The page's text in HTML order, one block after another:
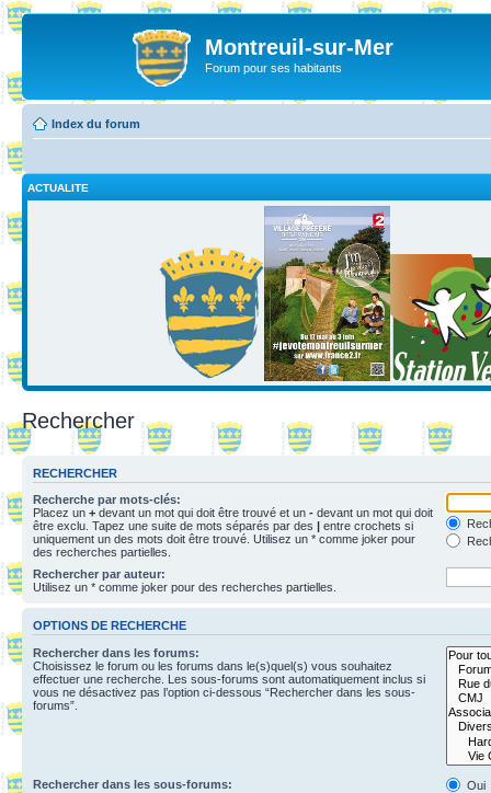
Montreuil-sur-Mer
Forum pour ses habitants
Index du forum
ACTUALITE
Rechercher
RECHERCHER
Recherche par mots-clés:
Placez un + devant un mot qui doit être trouvé et un - devant un mot qui doit
être exclu. Tapez une suite de mots séparés par des | entre crochets si
uniquement un des mots doit être trouvé. Utilisez un * comme joker pour
des recherches partielles.
Rechercher par auteur:
Utilisez un * comme joker pour des recherches partielles.
OPTIONS DE RECHERCHE
Rechercher dans les forums:
Choisissez le forum ou les forums dans le(s)quel(s) vous souhaitez
effectuer une recherche. Les sous-forums sont automatiquement inclus si
vous ne désactivez pas l’option ci-dessous “Rechercher dans les sous-
forums”.
Rechercher dans les sous-forums:
Oui